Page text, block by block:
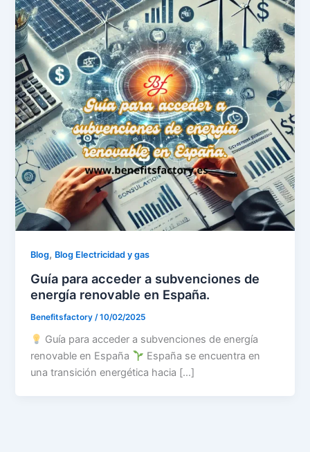
Blog, Blog Electricidad y gas
Guía para acceder a subvenciones de
energía renovable en España.
Benefitsfactory /10/02/2025
Guía para acceder a subvenciones de energía
renovable en España
España se encuentra en
una transición energética hacia […]